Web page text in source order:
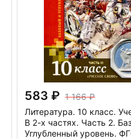
583
1 166
Литература. 10 класс.
В 2-х частях. Часть 2.
Углубленный уровень.